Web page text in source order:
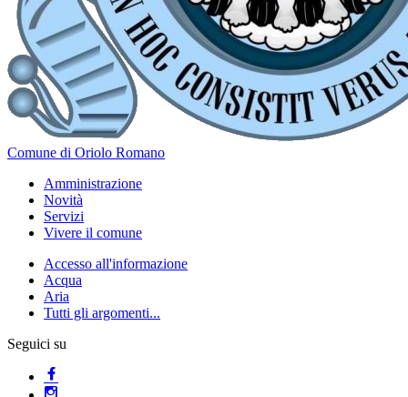
Comune di Oriolo Romano
Amministrazione
Novità
Servizi
Vivere il comune
Accesso all'informazione
Acqua
Aria
Tutti gli argomenti...
Seguici su